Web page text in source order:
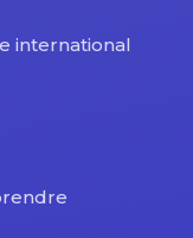
international